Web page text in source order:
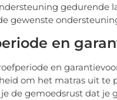
gedurende
gewenste
en
en
om het matras uit te
de gemoedsrust dat je